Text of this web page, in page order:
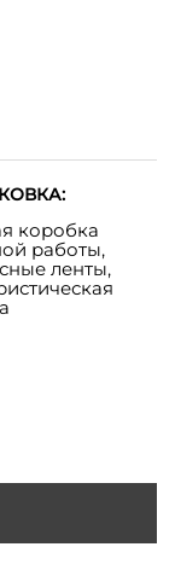
коробка
работы,
ленты,